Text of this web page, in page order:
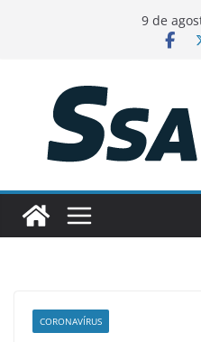
conteúdo
9 de
CORONAVÍRUS